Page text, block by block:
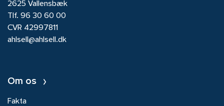
2625 Vallensbæk
Tlf. 96 30 60 00
CVR 42997811
ahlsell@ahlsell.dk
Om os
Fakta